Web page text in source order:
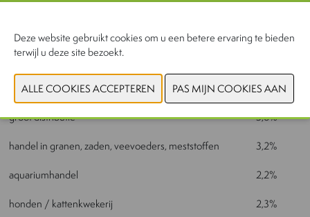
dierenspeciaalzaken
34,6%
trimsalon
tuincentrum
5%
groot distributie
3,8%
handel in granen, zaden, veevoeders, meststoffen
3,2%
aquariumhandel
2,2%
honden / kattenkwekerij
2,3%
Deze website gebruikt cookies om u een betere ervaring te bieden
terwijl u deze site bezoekt.